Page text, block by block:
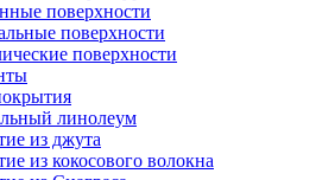
поверхности
поверхности
поверхности
линолеум
из джута
из кокосового волокна